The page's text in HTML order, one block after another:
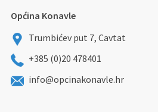
Općina Konavle
Trumbićev put 7, Cavtat
+385 (0)20 478401
info@opcinakonavle.hr